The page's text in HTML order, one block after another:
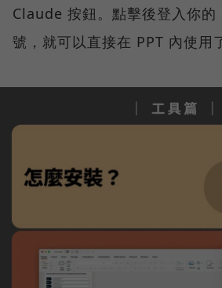
Claude 按鈕。點擊後登入你
號，就可以直接在 PPT 內使用